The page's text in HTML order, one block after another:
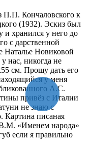
П.П. Кончаловского к
(1932). Эскиз был
хранился у него до
с дарственной
Наталье Новиковой
нас, никогда не
см. Прошу дать его
у меня
А.С.
привёз с Италии
не знаю с
Картина писаная
«Именем народа»
если я правильно